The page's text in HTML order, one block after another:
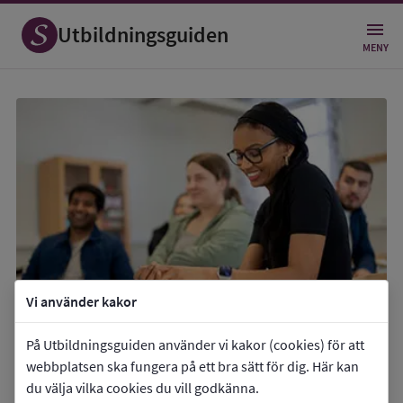
Vi använder kakor
På Utbildningsguiden använder vi kakor (cookies) för att
webbplatsen ska fungera på ett bra sätt för dig. Här kan
du välja vilka cookies du vill godkänna.
Utbildningsguiden MENY
In English